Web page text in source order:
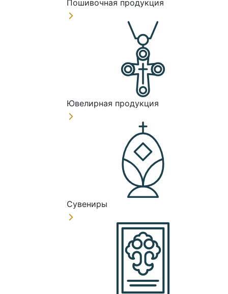
Пошивочная продукция
Ювелирная продукция
Сувениры